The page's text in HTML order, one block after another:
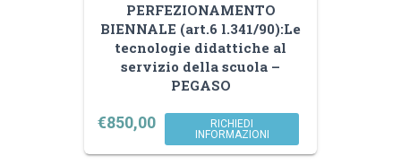
PERFEZIONAMENTO
BIENNALE (art.6 l.341/90):Le
tecnologie didattiche al
servizio della scuola –
PEGASO
€850,00
RICHIEDI
INFORMAZIONI